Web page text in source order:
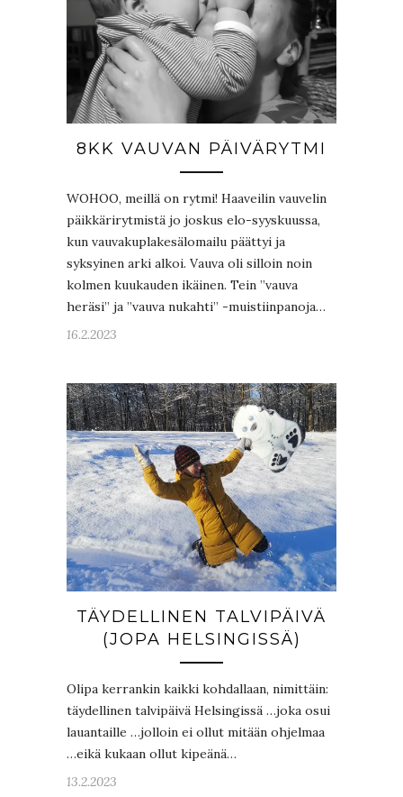
8KK VAUVAN PÄIVÄRYTMI
WOHOO, meillä on rytmi! Haaveilin vauvelin
päikkärirytmistä jo joskus elo-syyskuussa,
kun vauvakuplakesälomailu päättyi ja
syksyinen arki alkoi. Vauva oli silloin noin
kolmen kuukauden ikäinen. Tein ”vauva
heräsi” ja ”vauva nukahti” -muistiinpanoja…
16.2.2023
TÄYDELLINEN TALVIPÄIVÄ
(JOPA HELSINGISSÄ)
Olipa kerrankin kaikki kohdallaan, nimittäin:
täydellinen talvipäivä Helsingissä …joka osui
lauantaille …jolloin ei ollut mitään ohjelmaa
…eikä kukaan ollut kipeänä…
13.2.2023